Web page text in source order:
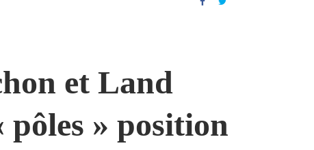
et Land
pôles » position